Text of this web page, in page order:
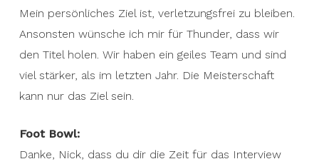
Mein persönliches Ziel ist, verletzungsfrei zu bleiben.
Ansonsten wünsche ich mir für Thunder, dass wir
den Titel holen. Wir haben ein geiles Team und sind
viel stärker, als im letzten Jahr. Die Meisterschaft
kann nur das Ziel sein.
Foot Bowl:
Danke, Nick, dass du dir die Zeit für das Interview